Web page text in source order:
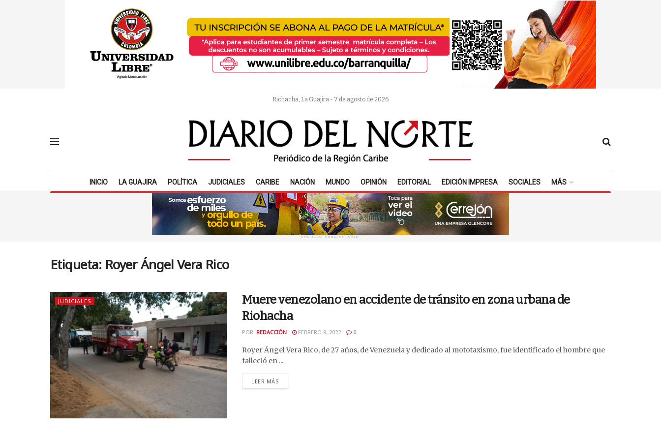
Riohacha, La Guajira - 7 de agosto de 2026
INICIO LA GUAJIRA POLÍTICA JUDICIALES CARIBE NACIÓN MUNDO OPINIÓN EDITORIAL EDICIÓN IMPRESA SOCIALES MÁS
ANUNCIO PUBLICITARIO
Etiqueta: Royer Ángel Vera Rico
JUDICIALES
Muere venezolano en accidente de tránsito en zona urbana de
Riohacha
POR: REDACCIÓN FEBRERO 8, 2022 0
Royer Ángel Vera Rico, de 27 años, de Venezuela y dedicado al mototaxismo, fue identificado el hombre que
falleció en ...
LEER MÁS